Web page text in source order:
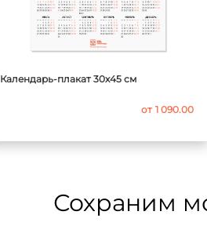
Календарь-плакат 30х45 см
от 1 090.00
Сохраним